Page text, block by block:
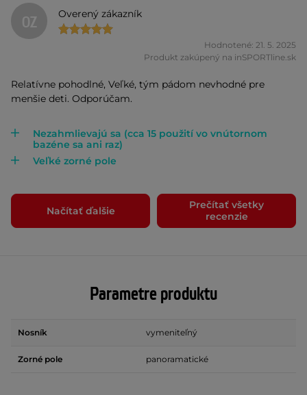
OZ Overený zákazník
Hodnotené: 21. 5. 2025
Produkt zakúpený na inSPORTline.sk
Relatívne pohodlné, Veľké, tým pádom nevhodné pre
menšie deti. Odporúčam.
Nezahmlievajú sa (cca 15 použití vo vnútornom
bazéne sa ani raz)
Veľké zorné pole
Načítať ďalšie
Prečítať všetky
recenzie
Parametre produktu
Nosník vymeniteľný
Zorné pole panoramatické